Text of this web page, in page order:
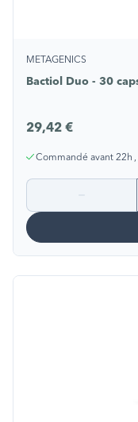
METAGENICS
Bactiol Duo - 30
29,42 €
Commandé avant 22h